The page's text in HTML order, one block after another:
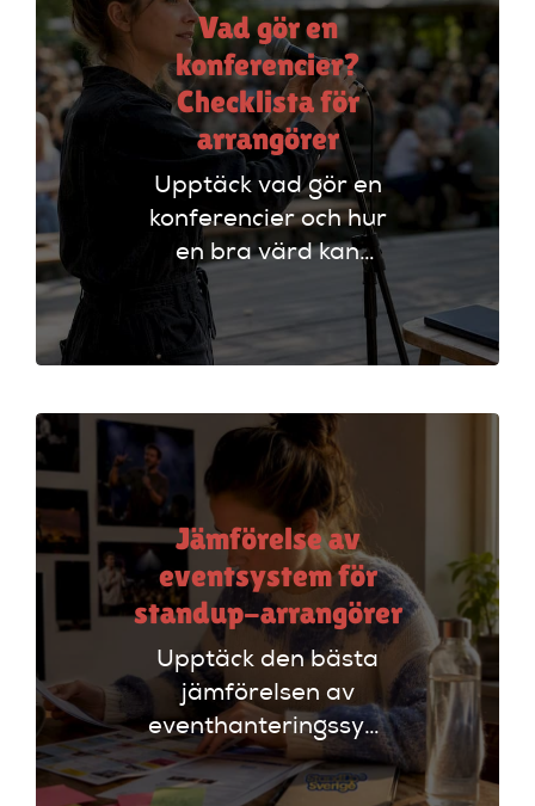
Vad gör en
konferencier?
Checklista för
arrangörer
Upptäck vad gör en
konferencier och hur
en bra värd kan
lyfta ditt event. Följ
vår checklista för
att säkerställa en
arrangemang!
Jämförelse av
eventsystem för
standup-arrangörer
Upptäck den bästa
jämförelsen av
eventhanteringssystem
för standup-
arrangörer. Få